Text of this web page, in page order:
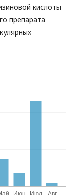
кислоты
препарата